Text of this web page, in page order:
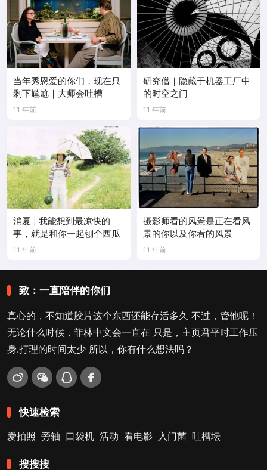
当年秀恩爱的你们，现在只
剩下尴尬｜大师会吐槽
11 年前
研究僧｜隐藏于机器工厂中
的时空之门
11 年前
消夏 | 我能想到最凉快的
事，就是和你一起刨个西瓜
11 年前
摄影师看的风景是正在看风
景的你以及你看的风景
11 年前
致：一直陪伴的你们
真心的，不知道胶片这个东西还能存活多久 不过，管他呢！
无论什么时候，菲林中文会一直在 只是，主页君平时工作压
身.打理的时间太少 所以，你有什么想法吗？
快速检索
爱拍照 旁轴 口袋机 活动 看电影 入门菌 吐槽坛
搜搜搜